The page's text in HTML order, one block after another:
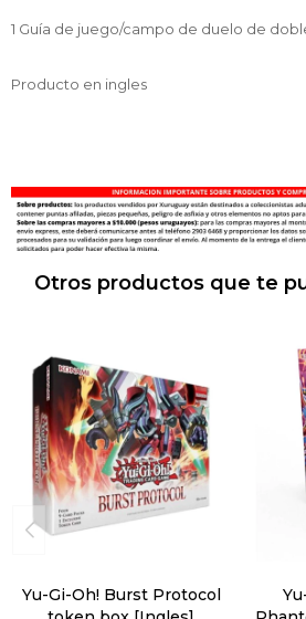
1 Guía de juego/campo de duelo de
Producto en ingles
Otros productos que te
Yu-Gi-Oh! Burst Protocol